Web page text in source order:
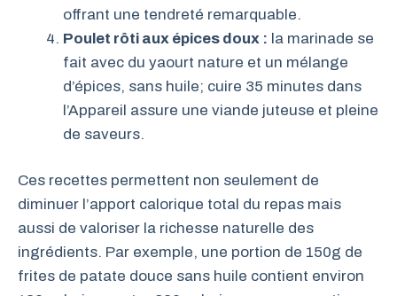
offrant une tendreté remarquable.
Poulet rôti aux épices doux : la marinade se
fait avec du yaourt nature et un mélange
d’épices, sans huile; cuire 35 minutes dans
l’Appareil assure une viande juteuse et pleine
de saveurs.
Ces recettes permettent non seulement de
diminuer l’apport calorique total du repas mais
aussi de valoriser la richesse naturelle des
ingrédients. Par exemple, une portion de 150g de
frites de patate douce sans huile contient environ